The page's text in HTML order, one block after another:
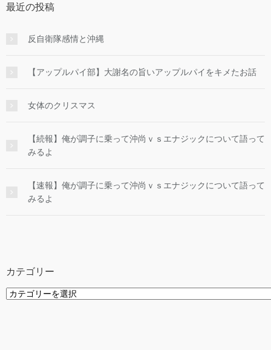
最近の投稿
反自衛隊感情と沖縄
【アップルパイ部】大謝名の旨いアップルパイをキメたお話
女体のクリスマス
【続報】俺が調子に乗って沖尚ｖｓエナジックについて語って
みるよ
【速報】俺が調子に乗って沖尚ｖｓエナジックについて語って
みるよ
カテゴリー
カ